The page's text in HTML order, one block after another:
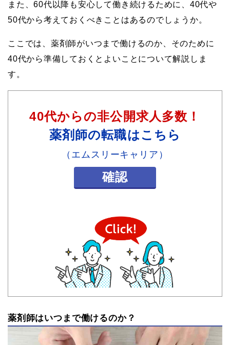
また、60代以降も安心して働き続けるために、40代や
50代から考えておくべきことはあるのでしょうか。
ここでは、薬剤師がいつまで働けるのか、そのために
40代から準備しておくとよいことについて解説しま
す。
40代からの非公開求人多数！
薬剤師の転職はこちら
（エムスリーキャリア）
確認
薬剤師はいつまで働けるのか？